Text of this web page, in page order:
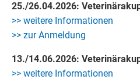
25./26.04.2026:
>> weitere Informationen
>> zur Anmeldung
13./14.06.2026:
>> weitere Informationen